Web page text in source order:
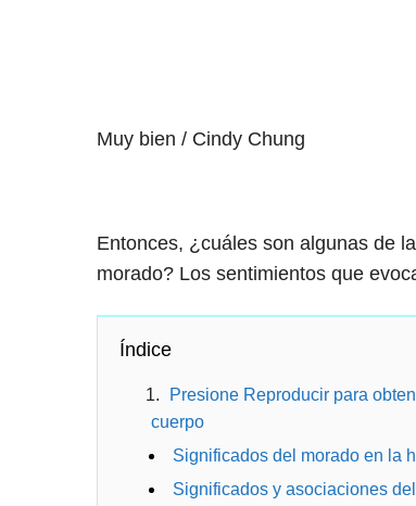
Muy bien / Cindy Chung
Entonces, ¿cuáles son algunas de
morado? Los sentimientos que
Índice
Presione Reproducir para
cuerpo
Significados del morado en la
Significados y asociaciones